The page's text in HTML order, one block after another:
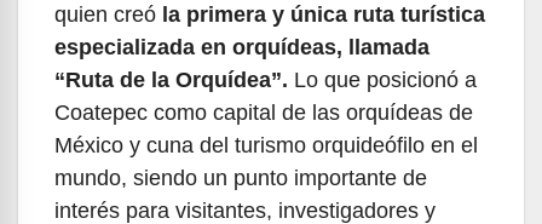
quien creó la primera y única ruta turística
especializada en orquídeas, llamada
“Ruta de la Orquídea”. Lo que posicionó a
Coatepec como capital de las orquídeas de
México y cuna del turismo orquideófilo en el
mundo, siendo un punto importante de
interés para visitantes, investigadores y